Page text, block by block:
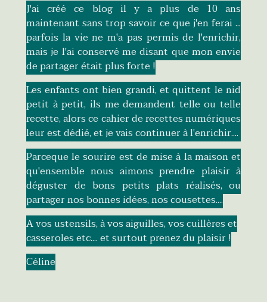
J'ai créé ce blog il y a plus de 10 ans
maintenant sans trop savoir ce que j'en ferai ...
parfois la vie ne m'a pas permis de l'enrichir,
mais je l'ai conservé me disant que mon envie
de partager était plus forte !
Les enfants ont bien grandi, et quittent le nid
petit à petit, ils me demandent telle ou telle
recette, alors ce cahier de recettes numériques
leur est dédié, et je vais continuer à l'enrichir....
Parceque le sourire est de mise à la maison et
qu'ensemble nous aimons prendre plaisir à
déguster de bons petits plats réalisés, ou
partager nos bonnes idées, nos cousettes....
A vos ustensils, à vos aiguilles, vos cuillères et
casseroles etc.... et surtout prenez du plaisir !
Céline